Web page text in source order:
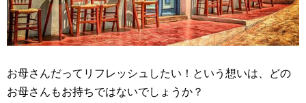
お母さんだってリフレッシュしたい！という想いは、どの
お母さんもお持ちではないでしょうか？